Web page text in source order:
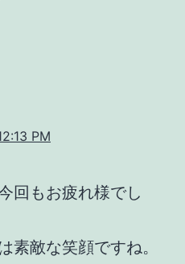
PM
回もお疲れ様でし
素敵な笑顔ですね。